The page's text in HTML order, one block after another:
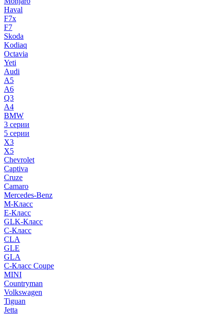
Haval
F7x
F7
Skoda
Kodiaq
Octavia
Yeti
Audi
A5
A6
Q3
A4
BMW
3 серии
5 серии
X3
X5
Chevrolet
Captiva
Cruze
Camaro
Mercedes-Benz
M-Класс
E-Класс
GLK-Класс
C-Класс
CLA
GLE
GLA
C-Класс Coupe
MINI
Countryman
Volkswagen
Tiguan
Jetta